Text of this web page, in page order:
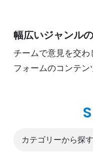
幅広いジャンル
チームで意見を交わ
フォームのコンテン
S